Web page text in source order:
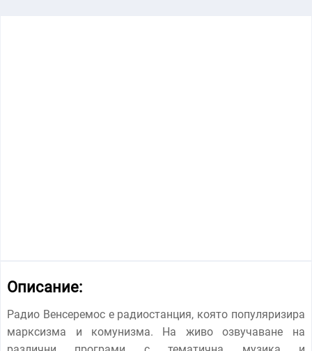
Описание:
Радио Венсеремос е радиостанция, която популяризира
марксизма и комунизма. На живо озвучаване на